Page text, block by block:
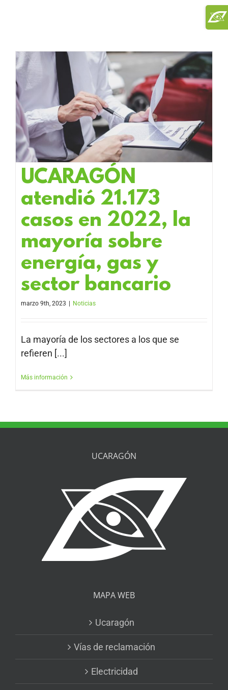
UCARAGÓN
atendió 21.173
casos en 2022, la
mayoría sobre
energía, gas y
sector bancario
marzo 9th, 2023 Noticias
La mayoría de los sectores a los que se
refieren [...]
Más información
UCARAGÓN
MAPA WEB
Ucaragón
Vías de reclamación
Electricidad
Area